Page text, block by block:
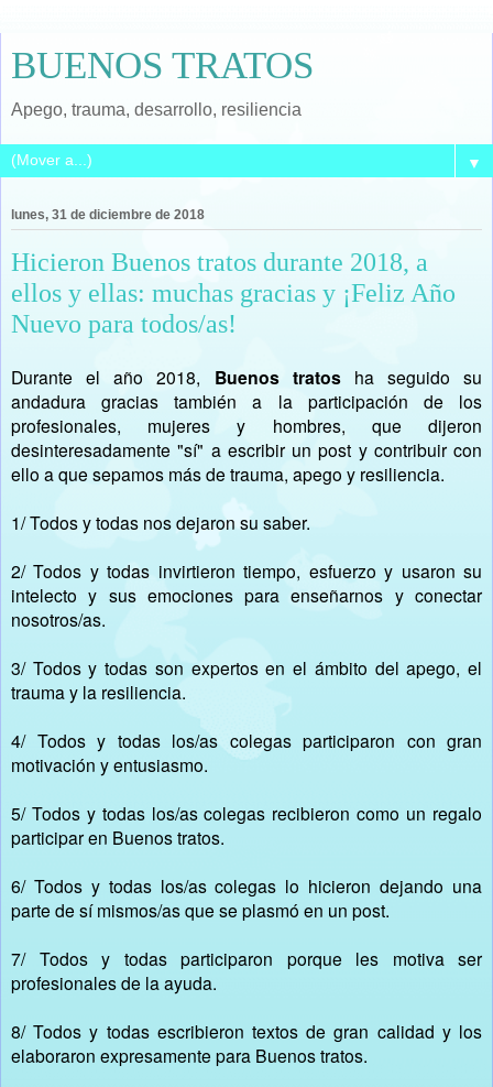
BUENOS TRATOS
Apego, trauma, desarrollo, resiliencia
▼
lunes, 31 de diciembre de 2018
Hicieron Buenos tratos durante 2018, a
ellos y ellas: muchas gracias y ¡Feliz Año
Nuevo para todos/as!
Durante el año 2018, Buenos tratosha seguido su
andadura gracias también a la participación de los
profesionales, mujeres y hombres, que dijeron
desinteresadamente "sí" a escribir un post y contribuir con
ello a que sepamos más de trauma, apego y resiliencia.
1/ Todos y todas nos dejaron su saber.
2/ Todos y todas invirtieron tiempo, esfuerzo y usaron su
intelecto y sus emociones para enseñarnos y conectar
nosotros/as.
3/ Todos y todas son expertos en el ámbito del apego, el
trauma y la resiliencia.
4/ Todos y todas los/as colegas participaron con gran
motivación y entusiasmo.
5/ Todos y todas los/as colegas recibieron como un regalo
participar en Buenos tratos.
6/ Todos y todas los/as colegas lo hicieron dejando una
parte de sí mismos/as que se plasmó en un post.
7/ Todos y todas participaron porque les motiva ser
profesionales de la ayuda.
8/ Todos y todas escribieron textos de gran calidad y los
elaboraron expresamente para Buenos tratos.